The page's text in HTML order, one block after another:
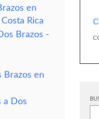
en
Rica
Brazos -
Brazos en
a Dos